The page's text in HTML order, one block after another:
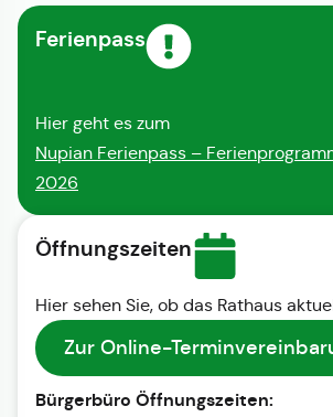
Ferienpass
Hier geht es zum
Nupian Ferienpass –
2026
Öffnungszeiten
Hier sehen Sie, ob das Rathaus
Zur Online-
Bürgerbüro Öffnungszeiten: